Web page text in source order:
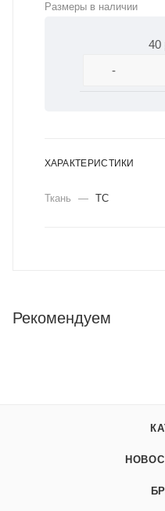
Размеры в наличии
40
-
ХАРАКТЕРИСТИКИ
Ткань — ТС
Рекомендуем